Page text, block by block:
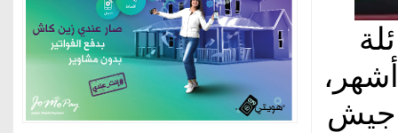
رضيع يبلغ من العمر 7 أشهر،
جيش